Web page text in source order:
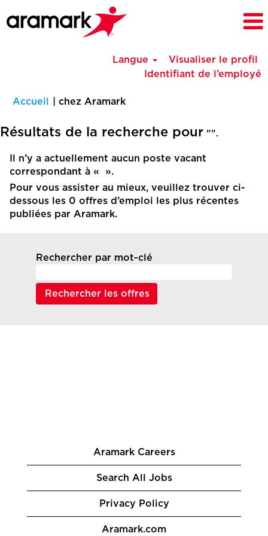
Langue
Visualiser le profil
Identifiant de l’employé
Accueil chez Aramark(page
Résultats de la recherche pour "".
Il n’y a actuellement aucun poste vacant
correspondant à «
».
Pour vous assister au mieux, veuillez trouver ci-
dessous les 0 offres d’emploi les plus récentes
publiées par Aramark.
Rechercher par mot-clé
Aramark Careers
Search All Jobs
Privacy Policy
Aramark.com